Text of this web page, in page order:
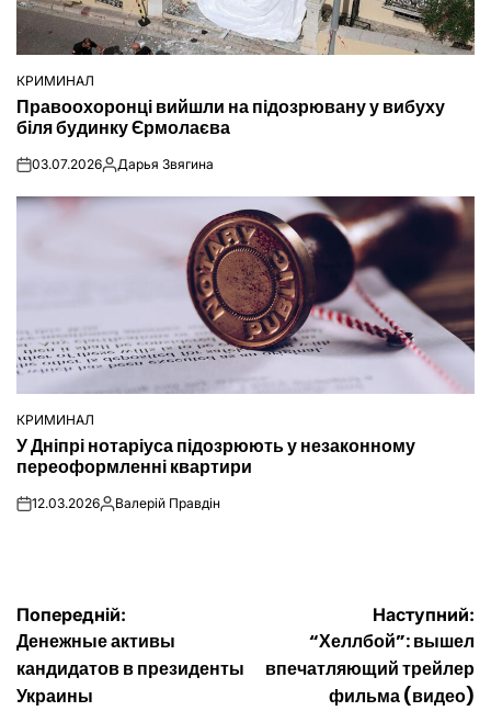
ОПУБЛІКУВАТИ
КРИМИНАЛ
Правоохоронці вийшли на підозрювану у вибуху
біля будинку Єрмолаєва
on03.07.2026Опубліковано
Дарья Звягина
ОПУБЛІКУВАТИ
У
КРИМИНАЛ
У Дніпрі нотаріуса підозрюють у незаконному
переоформленні квартири
on12.03.2026Опубліковано
Валерій Правдін
Навігація
записів
Попередній:
Денежные активы
кандидатов в президенты
Украины
Наступний:
“Хеллбой”: вышел
впечатляющий трейлер
фильма (видео)